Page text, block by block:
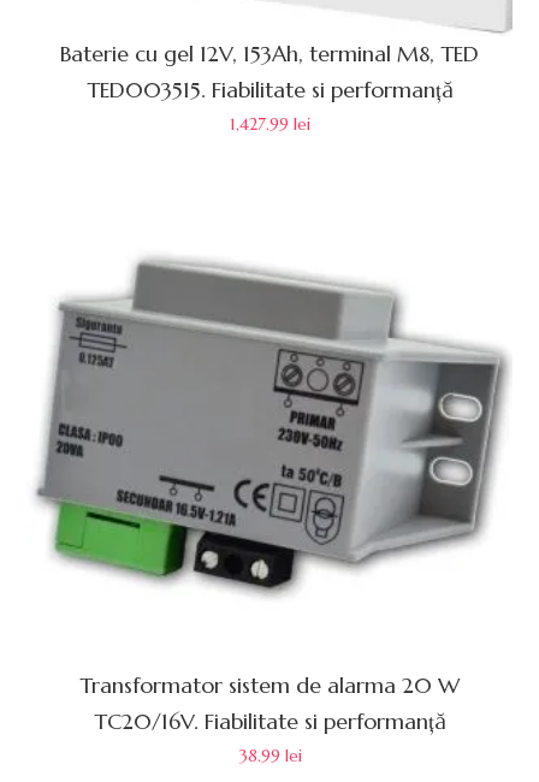
Baterie cu gel 12V, 153Ah, terminal M8, TED
TED003515. Fiabilitate si performanță
1,427.99 lei
Transformator sistem de alarma 20 W
TC20/16V. Fiabilitate si performanță
38.99 lei